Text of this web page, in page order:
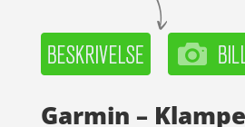
Garmin –